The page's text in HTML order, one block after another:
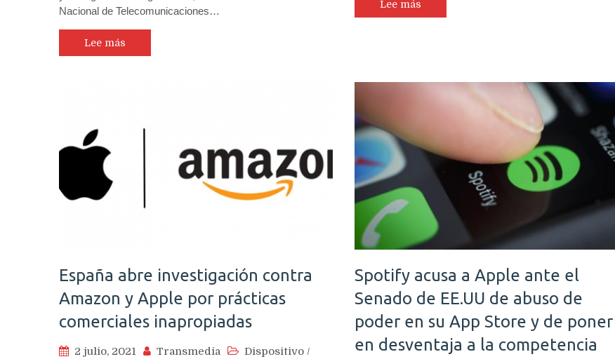
Nacional de Telecomunicaciones…
Lee más
Lee más
España abre investigación contra
Amazon y Apple por prácticas
comerciales inapropiadas
2 julio, 2021 Transmedia Dispositivo /
Spotify acusa a Apple ante el
Senado de EE.UU de abuso de
poder en su App Store y de poner
en desventaja a la competencia